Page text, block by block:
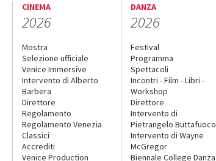
CINEMA
2026
Mostra
Selezione ufficiale
Venice Immersive
Intervento di Alberto
Barbera
Direttore
Regolamento
Regolamento Venezia
Classici
Accrediti
Venice Production
DANZA
2026
Festival
Programma
Spettacoli
Incontri - Film - Libri -
Workshop
Direttore
Intervento di
Pietrangelo Buttafuoco
Intervento di Wayne
McGregor
Biennale College Danza